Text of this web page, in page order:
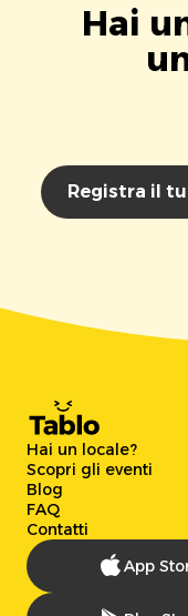
Hai
Registra il
Hai un locale?
Scopri gli eventi
Blog
FAQ
Contatti
App